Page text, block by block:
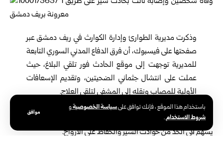
باستخدام هذا الموقع ، فإنك توافق علىسياسة الخصوصيةو
شروط الاستخدام.
موافق
وذكرت مديرية الطوارئ وإدارة الكوارث في ريف دمشق عبر
صفحتها على فيسبوك، أن فرق الدفاع المدني السوري التابعة
للمديرية توجهت إلى موقع الحادث فور تلقي البلاغ، حيث
عملت على انتشال جثماني الضحيتين، وتقديم الإسعافات
الأولية للمصاب ونقله إلى المشفى لتلقي العلاج.
وجدد الدفاع المدني دعوته السائقين للالتزام بقواعد السلامة المرورية،
وتخفيف السرعة، والتأكد من الحالة الفنية للمركبات قبل الانطلاق، بما
يسهم في الحد من حوادث السير والحفاظ على الأرواح.